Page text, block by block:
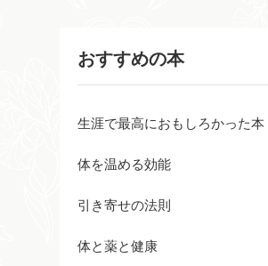
おすすめの本
生涯で最高におもしろかった本
体を温める効能
引き寄せの法則
体と薬と健康